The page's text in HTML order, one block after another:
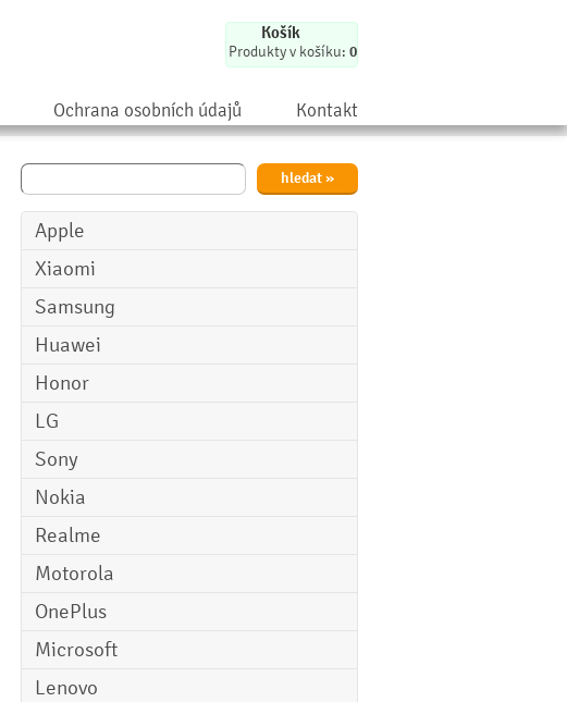
Košík
Produkty v košíku: 0
Ochrana osobních údajů Kontakt
Apple
Xiaomi
Samsung
Huawei
Honor
LG
Sony
Nokia
Realme
Motorola
OnePlus
Microsoft
Lenovo